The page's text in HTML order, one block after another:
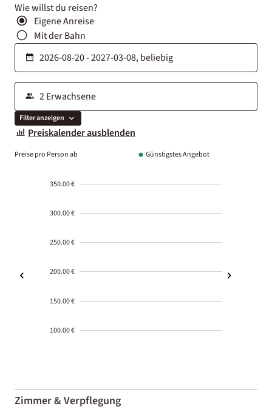
Wie willst du reisen?
Eigene Anreise
Mit der Bahn
Filter anzeigen
Preiskalender ausblenden
Preise pro Person ab Günstigstes Angebot
350.00 €
300.00 €
250.00 €
200.00 €
150.00 €
100.00 €
01-02
Zimmer & Verpflegung